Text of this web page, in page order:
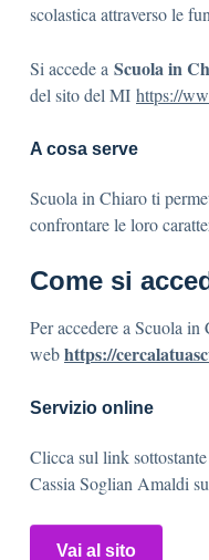
scolastica attraverso le
Si accede a Scuola in
del sito del MI https://
A cosa serve
Scuola in Chiaro ti
confrontare le loro
Come si
Per accedere a Scuola
webhttps://
Servizio online
Clicca sul link
Cassia Soglian Amaldi
Vai al sito